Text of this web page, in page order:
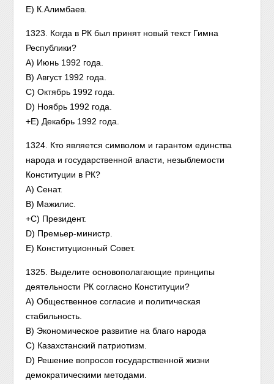
Е) К.Алимбаев.
1323. Когда в РК был принят новый текст Гимна
Республики?
A) Июнь 1992 года.
В) Август 1992 года.
С) Октябрь 1992 года.
D) Ноябрь 1992 года.
+Е) Декабрь 1992 года.
1324. Кто является символом и гарантом единства
народа и государственной власти, незыблемости
Конституции в РК?
А) Сенат.
В) Мажилис.
+C) Президент.
D) Премьер-министр.
Е) Конституционный Совет.
1325. Выделите основополагающие принципы
деятельности РК согласно Конституции?
А) Общественное согласие и политическая
стабильность.
B) Экономическое развитие на благо народа
С) Казахстанский патриотизм.
D) Решение вопросов государственной жизни
демократическими методами.